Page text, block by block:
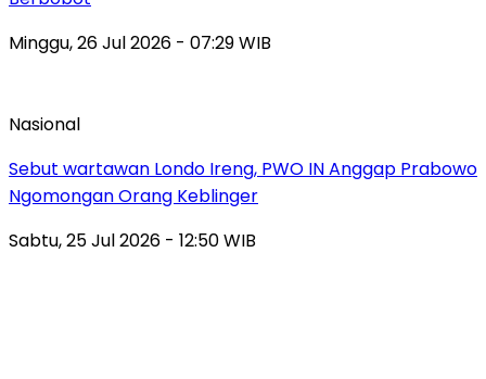
Minggu, 26 Jul 2026 - 07:29 WIB
Nasional
Sebut wartawan Londo Ireng, PWO IN Anggap Prabowo
Ngomongan Orang Keblinger
Sabtu, 25 Jul 2026 - 12:50 WIB